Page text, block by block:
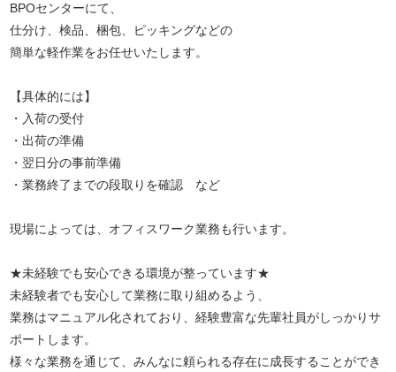
BPOセンターにて、
仕分け、検品、梱包、ピッキングなどの
簡単な軽作業をお任せいたします。
【具体的には】
・入荷の受付
・出荷の準備
・翌日分の事前準備
・業務終了までの段取りを確認 など
現場によっては、オフィスワーク業務も行います。
★未経験でも安心できる環境が整っています★
未経験者でも安心して業務に取り組めるよう、
業務はマニュアル化されており、経験豊富な先輩社員がしっかりサ
ポートします。
様々な業務を通じて、みんなに頼られる存在に成長することができ